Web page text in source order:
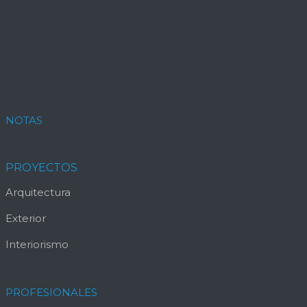
NOTAS
PROYECTOS
Arquitectura
Exterior
Interiorismo
PROFESIONALES